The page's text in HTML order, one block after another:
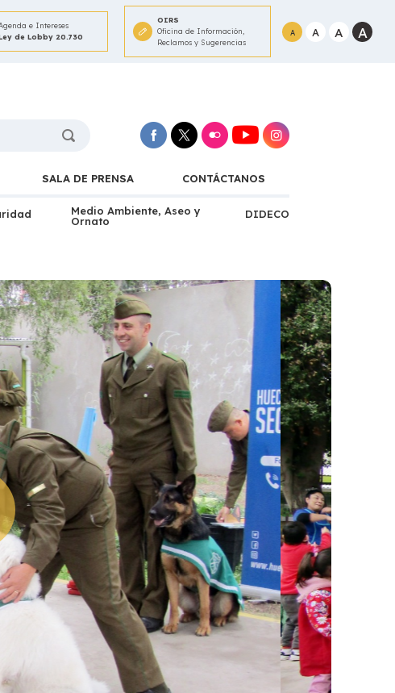
e Intereses
de Lobby 20.730
OIRS
Oficina de Información,
Reclamos y Sugerencias
A A A A
SALA DE PRENSA CONTÁCTANOS
Medio Ambiente, Aseo y
Ornato
DIDECO